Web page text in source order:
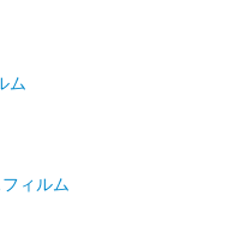
ム
ィルム